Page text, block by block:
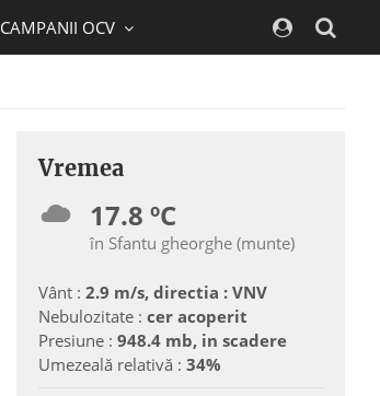
CAMPANII OCV
Vremea
17.8 ºC
în Sfantu gheorghe (munte)
Vânt : 2.9 m/s, directia : VNV
Nebulozitate : cer acoperit
Presiune : 948.4 mb, in scadere
Umezeală relativă : 34%